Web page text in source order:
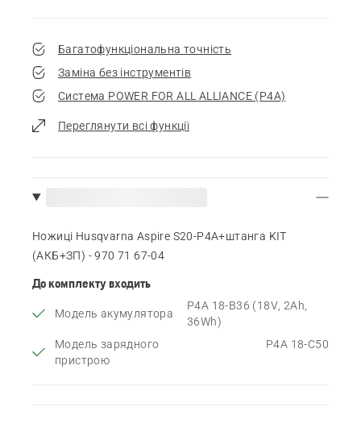
Багатофункціональна точність
Заміна без інструментів
Система POWER FOR ALL ALLIANCE (Р4А)
Переглянути всі функції
Ножиці Husqvarna Aspire S20-P4A+штанга KIT
(АКБ+ЗП) - 970 71 67‑04
До комплекту входить
Модель акумулятора
P4A 18-B36 (18V, 2Ah,
36Wh)
Модель зарядного
пристрою
P4A 18-C50